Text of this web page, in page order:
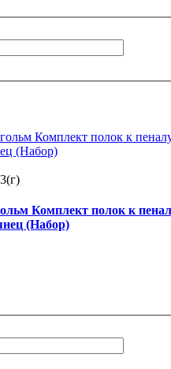
Комплект полок к
(Набор)